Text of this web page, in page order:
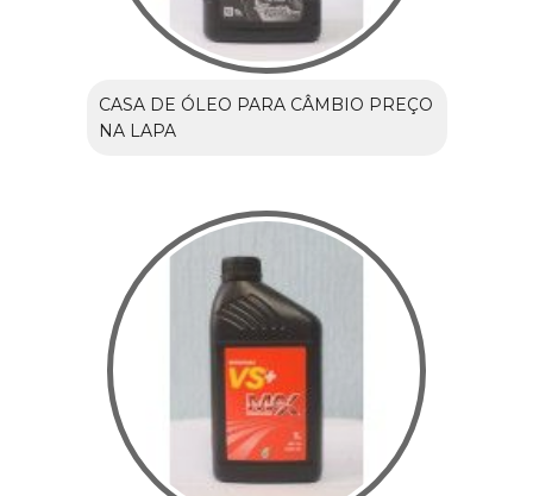
CASA DE ÓLEO PARA CÂMBIO PREÇO
NA LAPA